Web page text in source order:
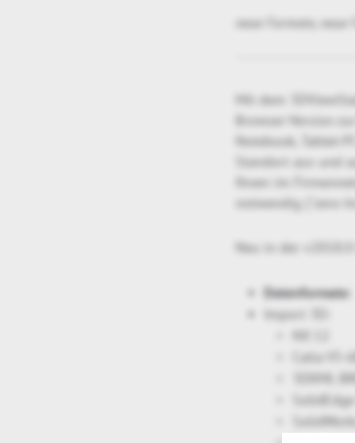
neue Formate, neue
Mit dem
Browser-Version
Notebook, Tablet-
Standort aus und
Ihnen im
notwendig ("zero-
Neu in der v2018.0
Datenformate:
Import 3D:
NX 12
Catia V5-
3DXML